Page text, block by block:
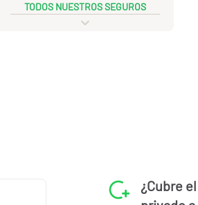
TODOS NUESTROS SEGUROS
¿Cubre